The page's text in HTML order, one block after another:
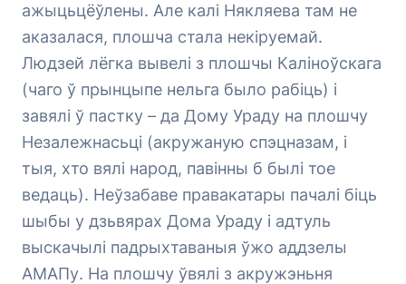
ажыцьцёўлены. Але калі Някляева там не
аказалася, плошча стала некіруемай.
Людзей лёгка вывелі з плошчы Каліноўскага
(чаго ў прынцыпе нельга было рабіць) і
завялі ў пастку – да Дому Ураду на плошчу
Незалежнасьці (акружаную спэцназам, і
тыя, хто вялі народ, павінны б былі тое
ведаць). Неўзабаве правакатары пачалі біць
шыбы у дзьвярах Дома Ураду і адтуль
выскачылі падрыхтаваныя ўжо аддзелы
АМАПу. На плошчу ўвялі з акружэньня